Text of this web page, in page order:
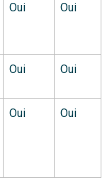
Oui Oui
Oui Oui
Oui Oui